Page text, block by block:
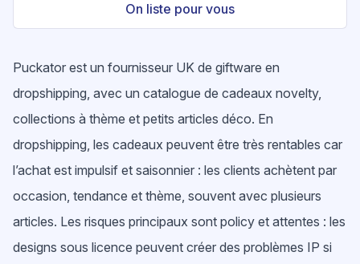
On liste pour vous
Puckator est un fournisseur UK de giftware en
dropshipping, avec un catalogue de cadeaux novelty,
collections à thème et petits articles déco. En
dropshipping, les cadeaux peuvent être très rentables car
l’achat est impulsif et saisonnier : les clients achètent par
occasion, tendance et thème, souvent avec plusieurs
articles. Les risques principaux sont policy et attentes : les
designs sous licence peuvent créer des problèmes IP si